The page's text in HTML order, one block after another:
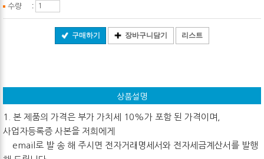
수량 :
구매하기 장바구니담기 리스트
상품설명
1. 본 제품의 가격은 부가 가치세 10%가 포함 된 가격이며,
사업자등록증 사본을 저희에게
email로 발 송 해 주시면 전자거래명세서와 전자세금계산서를 발행